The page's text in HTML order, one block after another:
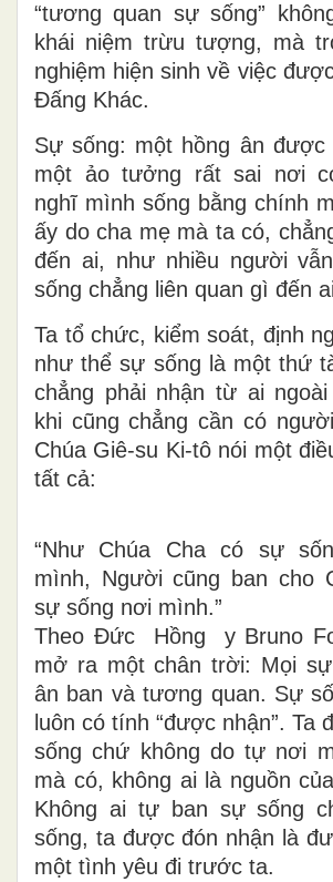
“tương quan sự sống”
khái niệm trừu tượng, mà
nghiệm hiện sinh về việc
Đấng Khác.
Sự sống: một hồng ân được
một ảo tưởng rất sai nơi
nghĩ mình sống bằng chính
ấy do cha mẹ mà ta có,
đến ai, như nhiều người
sống chẳng liên quan gì đến
Ta tổ chức, kiểm soát, định
như thể sự sống là một thứ
chẳng phải nhận từ ai
khi cũng chẳng cần có
Chúa Giê-su Ki-tô nói một
tất cả:
“Như Chúa Cha có sự
mình, Người cũng ban cho
sự sống nơi mình.”
Theo Đức
Hồng y Bruno
mở ra một chân trời: Mọi
ân ban và tương quan. Sự
luôn có tính “được nhận”. Ta
sống chứ không do tự nơi
mà có, không ai là nguồn
Không ai tự ban sự sống
sống, ta được đón nhận là
một tình yêu đi trước ta.